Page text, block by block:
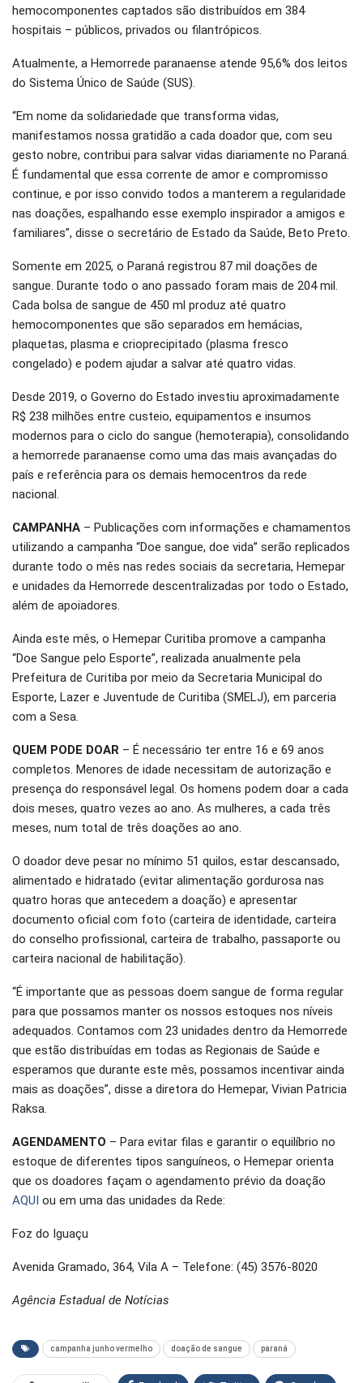
hemocomponentes captados são distribuídos em 384
hospitais – públicos, privados ou filantrópicos.
Atualmente, a Hemorrede paranaense atende 95,6% dos leitos
do Sistema Único de Saúde (SUS).
“Em nome da solidariedade que transforma vidas,
manifestamos nossa gratidão a cada doador que, com seu
gesto nobre, contribui para salvar vidas diariamente no Paraná.
É fundamental que essa corrente de amor e compromisso
continue, e por isso convido todos a manterem a regularidade
nas doações, espalhando esse exemplo inspirador a amigos e
familiares”, disse o secretário de Estado da Saúde, Beto Preto.
Somente em 2025, o Paraná registrou 87 mil doações de
sangue. Durante todo o ano passado foram mais de 204 mil.
Cada bolsa de sangue de 450 ml produz até quatro
hemocomponentes que são separados em hemácias,
plaquetas, plasma e crioprecipitado (plasma fresco
congelado) e podem ajudar a salvar até quatro vidas.
Desde 2019, o Governo do Estado investiu aproximadamente
R$ 238 milhões entre custeio, equipamentos e insumos
modernos para o ciclo do sangue (hemoterapia), consolidando
a hemorrede paranaense como uma das mais avançadas do
país e referência para os demais hemocentros da rede
nacional.
CAMPANHA – Publicações com informações e chamamentos
utilizando a campanha “Doe sangue, doe vida” serão replicados
durante todo o mês nas redes sociais da secretaria, Hemepar
e unidades da Hemorrede descentralizadas por todo o Estado,
além de apoiadores.
Ainda este mês, o Hemepar Curitiba promove a campanha
“Doe Sangue pelo Esporte”, realizada anualmente pela
Prefeitura de Curitiba por meio da Secretaria Municipal do
Esporte, Lazer e Juventude de Curitiba (SMELJ), em parceria
com a Sesa.
QUEM PODE DOAR – É necessário ter entre 16 e 69 anos
completos. Menores de idade necessitam de autorização e
presença do responsável legal. Os homens podem doar a cada
dois meses, quatro vezes ao ano. As mulheres, a cada três
meses, num total de três doações ao ano.
O doador deve pesar no mínimo 51 quilos, estar descansado,
alimentado e hidratado (evitar alimentação gordurosa nas
quatro horas que antecedem a doação) e apresentar
documento oficial com foto (carteira de identidade, carteira
do conselho profissional, carteira de trabalho, passaporte ou
carteira nacional de habilitação).
“É importante que as pessoas doem sangue de forma regular
para que possamos manter os nossos estoques nos níveis
adequados. Contamos com 23 unidades dentro da Hemorrede
que estão distribuídas em todas as Regionais de Saúde e
esperamos que durante este mês, possamos incentivar ainda
mais as doações”, disse a diretora do Hemepar, Vivian Patricia
Raksa.
AGENDAMENTO – Para evitar filas e garantir o equilíbrio no
estoque de diferentes tipos sanguíneos, o Hemepar orienta
que os doadores façam o agendamento prévio da doação
AQUI ou em uma das unidades da Rede:
Foz do Iguaçu
Avenida Gramado, 364, Vila A – Telefone: (45) 3576-8020
Agência Estadual de Notícias
campanha junho vermelho doação de sangue paraná